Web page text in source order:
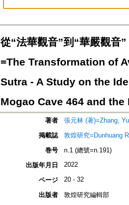
從“法華觀音”到“華嚴觀音
=The Transformation of
Sutra - A Study on the
Mogao Cave 464 and
著者
張元林 (著)=Zhang,
掲載誌
敦煌研究=Dunhuang
巻号
n.1 (總號=n.191)
出版年月日
2022
ページ 20 - 32
出版者
敦煌研究編輯部